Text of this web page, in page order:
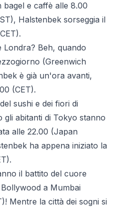
bagel e caffè alle 8.00
Halstenbek sorseggia il
Londra? Beh, quando
(Greenwich
è già un'ora avanti,
(CET).
sushi e dei fiori di
gli abitanti di Tokyo stanno
alle 22.00 (Japan
ha appena iniziato la
il battito del cuore
a Mumbai
Mentre la città dei sogni si